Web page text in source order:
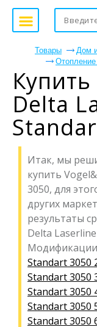
Товары Дом
Delta
Итак, мы
купить
3050, для
других
результаты
Delta
Standart 3050
Standart 3050
Standart 3050
Standart 3050
Standart 3050